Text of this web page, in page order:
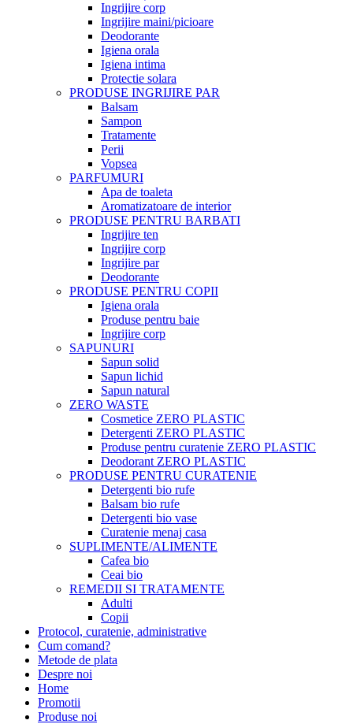
Ingrijire corp
Ingrijire maini/picioare
Deodorante
Igiena orala
Igiena intima
Protectie solara
PRODUSE INGRIJIRE PAR
Balsam
Sampon
Tratamente
Perii
Vopsea
PARFUMURI
Apa de toaleta
Aromatizatoare de interior
PRODUSE PENTRU BARBATI
Ingrijire ten
Ingrijire corp
Ingrijire par
Deodorante
PRODUSE PENTRU COPII
Igiena orala
Produse pentru baie
Ingrijire corp
SAPUNURI
Sapun solid
Sapun lichid
Sapun natural
ZERO WASTE
Cosmetice ZERO PLASTIC
Detergenti ZERO PLASTIC
Produse pentru curatenie ZERO PLASTIC
Deodorant ZERO PLASTIC
PRODUSE PENTRU CURATENIE
Detergenti bio rufe
Balsam bio rufe
Detergenti bio vase
Curatenie menaj casa
SUPLIMENTE/ALIMENTE
Cafea bio
Ceai bio
REMEDII SI TRATAMENTE
Adulti
Copii
Protocol, curatenie, administrative
Cum comand?
Metode de plata
Despre noi
Home
Promotii
Produse noi